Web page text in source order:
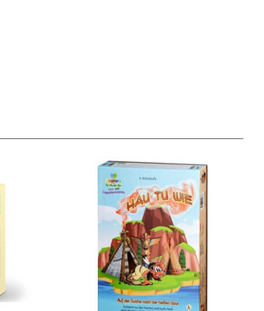
Unser Geschenkkorb
Wünsche per Facebook, Instagram, Twitter oder
WhatsApp mitzuteilen.
Newsletter Anmelden